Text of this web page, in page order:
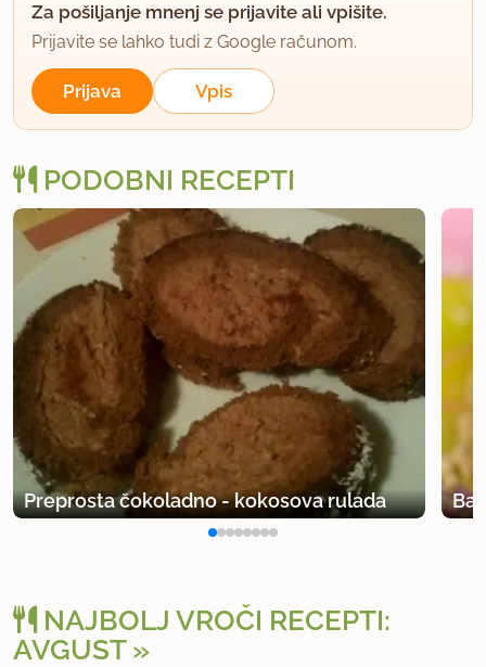
Za pošiljanje mnenj se prijavite ali vpišite.
Prijavite se lahko tudi z Google računom.
Prijava Vpis
PODOBNI RECEPTI
Preprosta čokoladno - kokosova rulada
NAJBOLJ VROČI RECEPTI:
AVGUST